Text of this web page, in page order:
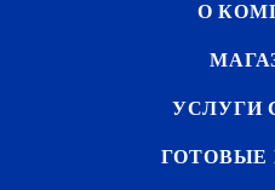
О
УСЛУГИ
ГОТОВЫЕ